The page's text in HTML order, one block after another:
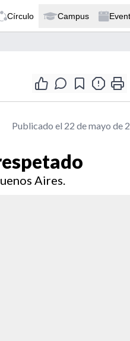
Círculo Campus
Publicado el 22 de mayo de
Aires.